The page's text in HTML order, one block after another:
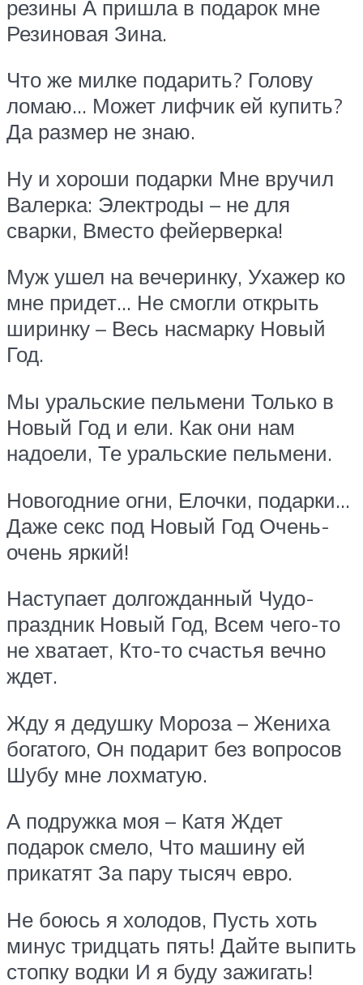
резины А пришла в подарок мне
Резиновая Зина.
Что же милке подарить? Голову
ломаю… Может лифчик ей купить?
Да размер не знаю.
Ну и хороши подарки Мне вручил
Валерка: Электроды – не для
сварки, Вместо фейерверка!
Муж ушел на вечеринку, Ухажер ко
мне придет… Не смогли открыть
ширинку – Весь насмарку Новый
Год.
Мы уральские пельмени Только в
Новый Год и ели. Как они нам
надоели, Те уральские пельмени.
Новогодние огни, Елочки, подарки…
Даже секс под Новый Год Очень-
очень яркий!
Наступает долгожданный Чудо-
праздник Новый Год, Всем чего-то
не хватает, Кто-то счастья вечно
ждет.
Жду я дедушку Мороза – Жениха
богатого, Он подарит без вопросов
Шубу мне лохматую.
А подружка моя – Катя Ждет
подарок смело, Что машину ей
прикатят За пару тысяч евро.
Не боюсь я холодов, Пусть хоть
минус тридцать пять! Дайте выпить
стопку водки И я буду зажигать!